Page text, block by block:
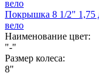
Покрышка 8 1/2" 1,75
вело
Наименование цвет:
"-"
Размер колеса:
8"